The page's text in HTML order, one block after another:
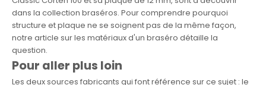
dans la collection braséros. Pour comprendre pourquoi
structure et plaque ne se soignent pas de la même façon,
notre article surles matériaux d'un braséro détaille la
question.
Pour aller plus loin
Les deux sources fabricants qui font référence sur ce sujet : le